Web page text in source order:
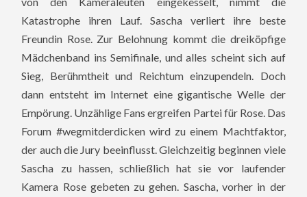
Katastrophe ihren Lauf. Sascha verliert ihre beste
Freundin Rose. Zur Belohnung kommt die dreiköpfige
Mädchenband ins Semifinale, und alles scheint sich auf
Sieg, Berühmtheit und Reichtum einzupendeln. Doch
dann entsteht im Internet eine gigantische Welle der
Empörung. Unzählige Fans ergreifen Partei für Rose. Das
Forum #wegmitderdicken wird zu einem Machtfaktor,
der auch die Jury beeinflusst. Gleichzeitig beginnen viele
Sascha zu hassen, schließlich hat sie vor laufender
Kamera Rose gebeten zu gehen. Sascha, vorher in der